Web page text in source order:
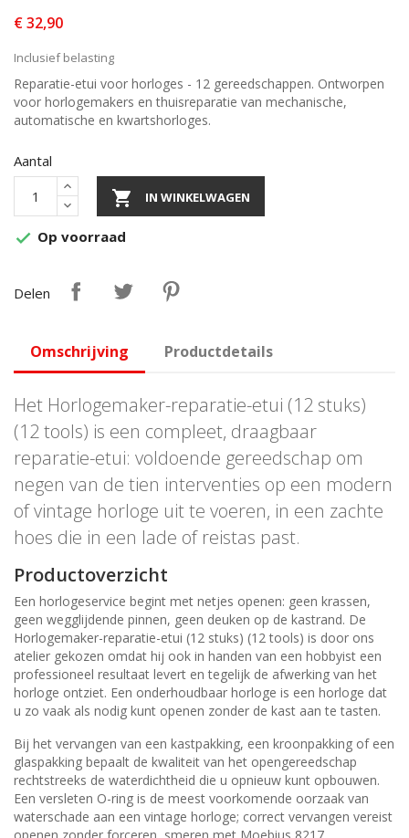
€ 32,90
Inclusief belasting
Reparatie-etui voor horloges - 12 gereedschappen. Ontworpen
voor horlogemakers en thuisreparatie van mechanische,
automatische en kwartshorloges.
Aantal
 IN WINKELWAGEN
 Op voorraad
Delen
Omschrijving Productdetails
Het Horlogemaker-reparatie-etui (12 stuks)
(12 tools) is een compleet, draagbaar
reparatie-etui: voldoende gereedschap om
negen van de tien interventies op een modern
of vintage horloge uit te voeren, in een zachte
hoes die in een lade of reistas past.
Productoverzicht
Een horlogeservice begint met netjes openen: geen krassen,
geen wegglijdende pinnen, geen deuken op de kastrand. De
Horlogemaker-reparatie-etui (12 stuks) (12 tools) is door ons
atelier gekozen omdat hij ook in handen van een hobbyist een
professioneel resultaat levert en tegelijk de afwerking van het
horloge ontziet. Een onderhoudbaar horloge is een horloge dat
u zo vaak als nodig kunt openen zonder de kast aan te tasten.
Bij het vervangen van een kastpakking, een kroonpakking of een
glaspakking bepaalt de kwaliteit van het opengereedschap
rechtstreeks de waterdichtheid die u opnieuw kunt opbouwen.
Een versleten O-ring is de meest voorkomende oorzaak van
waterschade aan een vintage horloge; correct vervangen vereist